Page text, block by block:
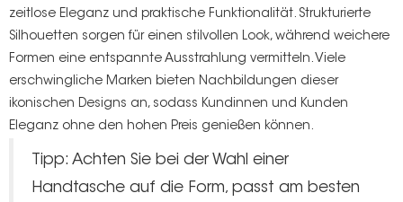
zeitlose Eleganz und praktische Funktionalität. Strukturierte
Silhouetten sorgen für einen stilvollen Look, während weichere
Formen eine entspannte Ausstrahlung vermitteln. Viele
erschwingliche Marken bieten Nachbildungen dieser
ikonischen Designs an, sodass Kundinnen und Kunden
Eleganz ohne den hohen Preis genießen können.
Tipp: Achten Sie bei der Wahl einer
Handtasche auf die Form, passt am besten